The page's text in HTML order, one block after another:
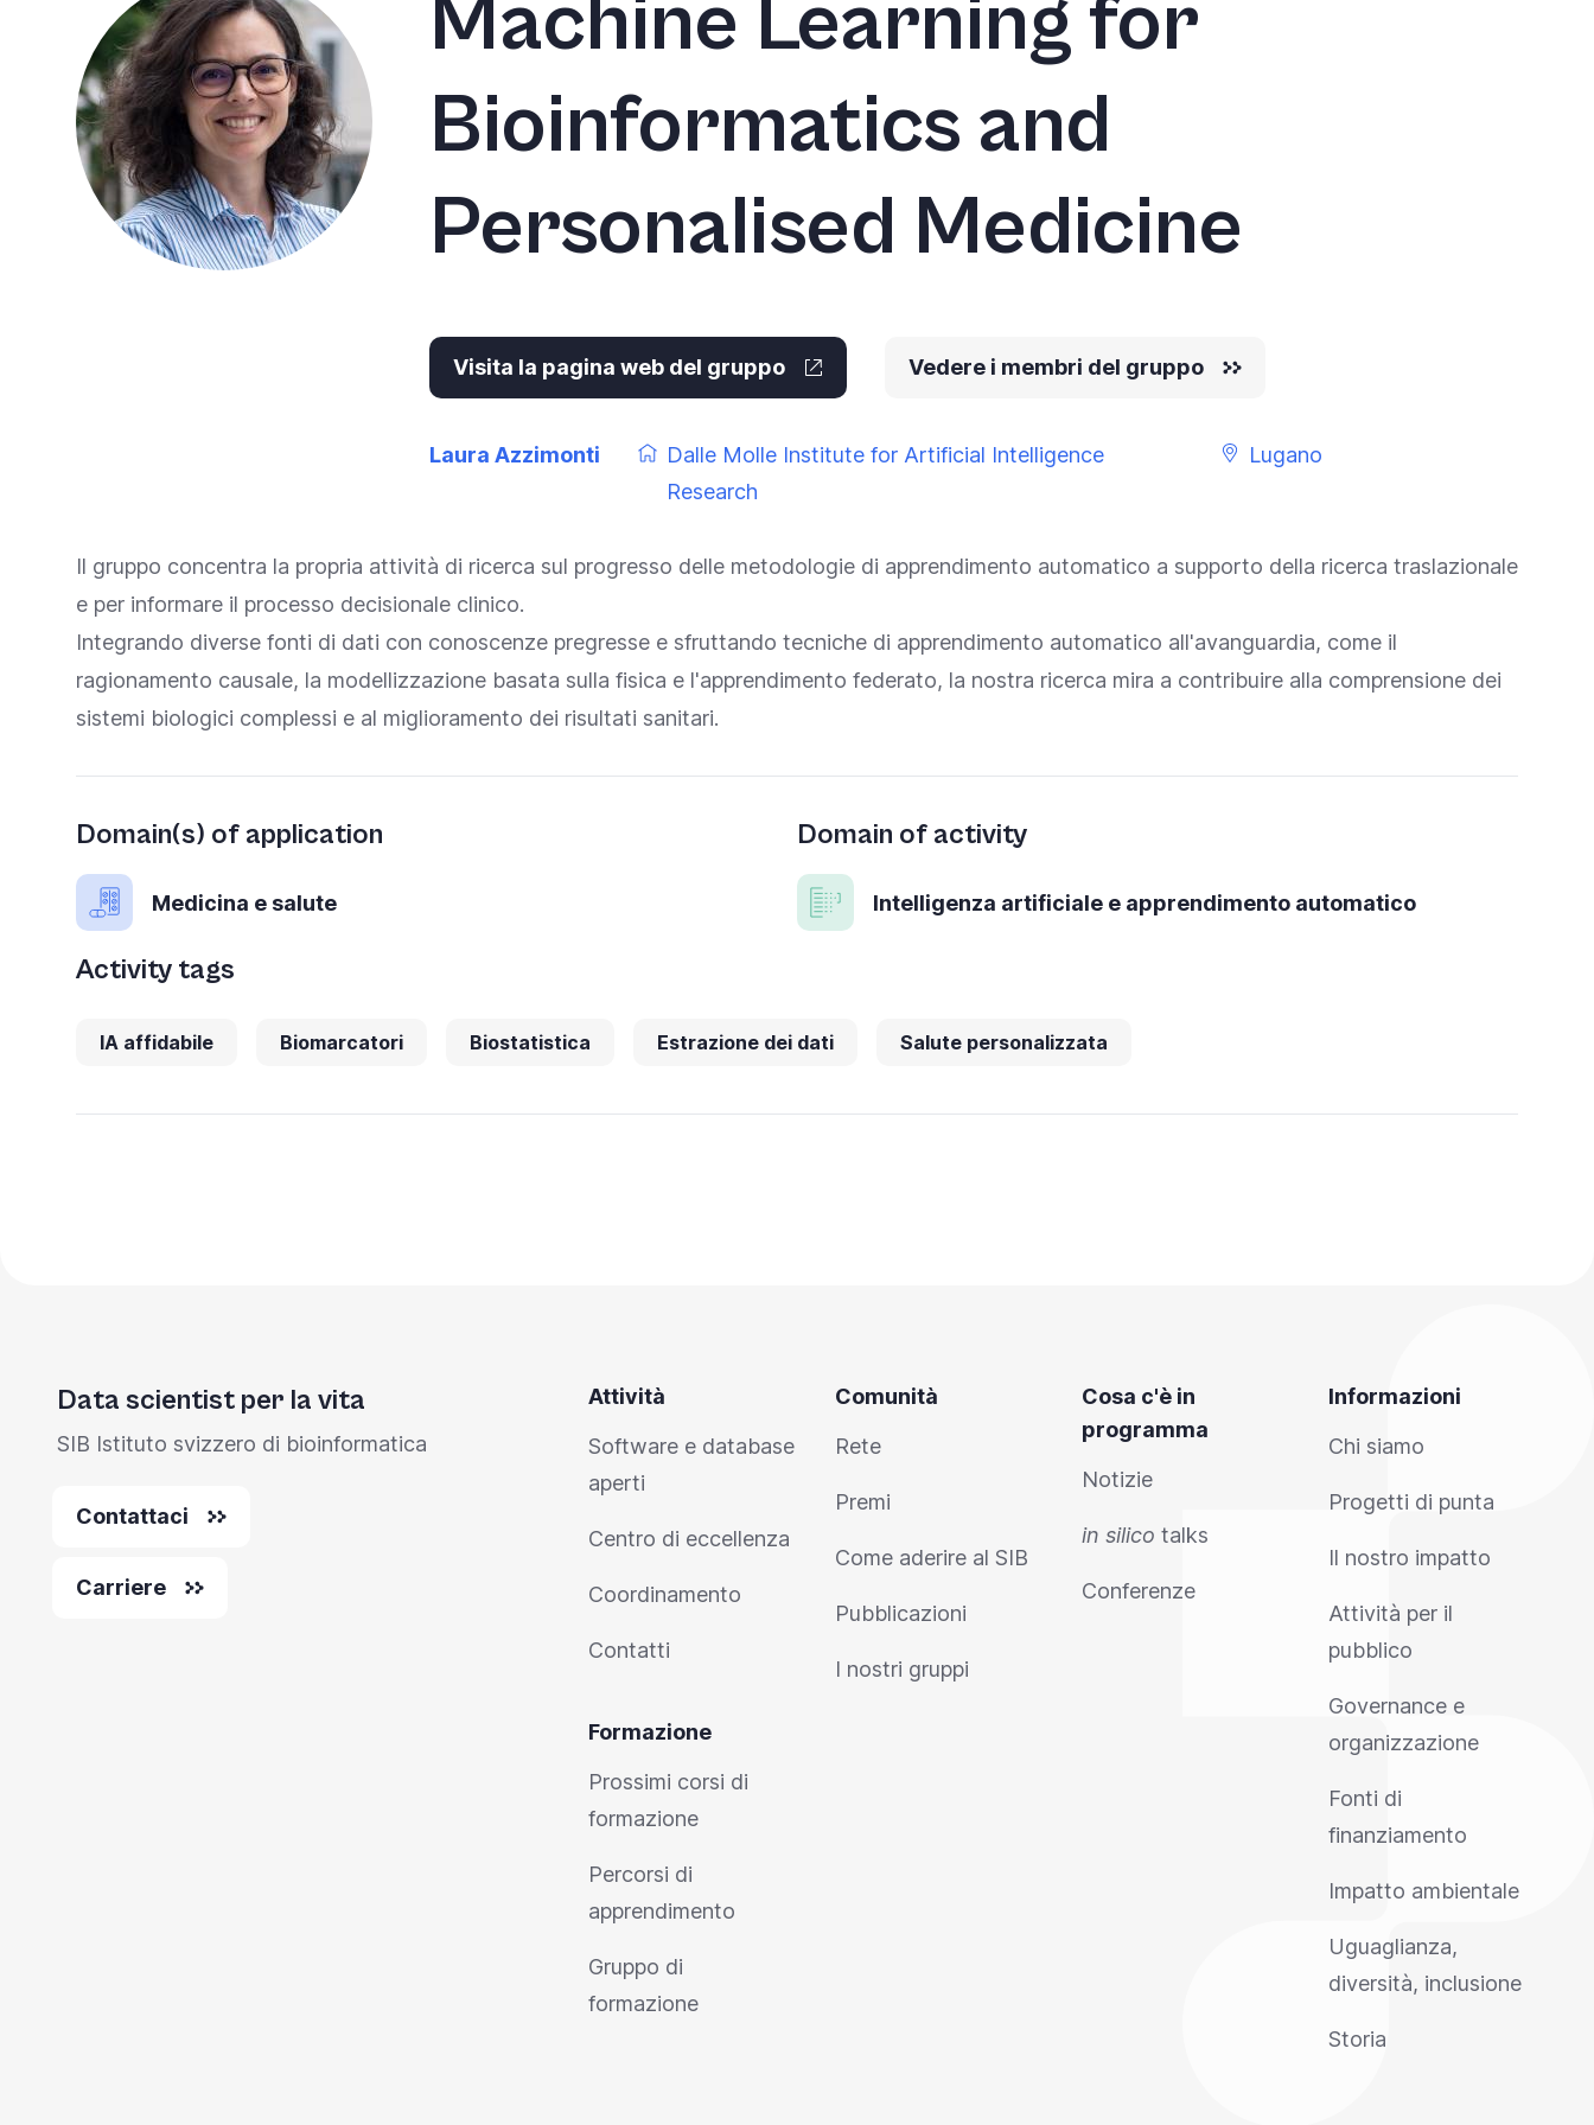
Machine Learning for
Bioinformatics and
Personalised Medicine
Visita la pagina web del gruppo Vedere i membri del gruppo
Laura Azzimonti
Dalle Molle Institute for Artificial Intelligence
Research
Lugano
Il gruppo concentra la propria attività di ricerca sul progresso delle metodologie di apprendimento automatico a supporto della ricerca traslazionale
e per informare il processo decisionale clinico.
Integrando diverse fonti di dati con conoscenze pregresse e sfruttando tecniche di apprendimento automatico all'avanguardia, come il
ragionamento causale, la modellizzazione basata sulla fisica e l'apprendimento federato, la nostra ricerca mira a contribuire alla comprensione dei
sistemi biologici complessi e al miglioramento dei risultati sanitari.
Domain(s) of application
Medicina e salute
Domain of activity
Intelligenza artificiale e apprendimento automatico
Activity tags
IA affidabile Biomarcatori Biostatistica Estrazione dei dati Salute personalizzata
Data scientist per la vita
SIB Istituto svizzero di bioinformatica
Contattaci
Carriere
Attività
Software e database
aperti
Centro di eccellenza
Coordinamento
Contatti
Formazione
Prossimi corsi di
formazione
Percorsi di
apprendimento
Gruppo di
formazione
Comunità
Rete
Premi
Come aderire al SIB
Pubblicazioni
I nostri gruppi
Cosa c'è in
programma
Notizie
in silico talks
Conferenze
Informazioni
Chi siamo
Progetti di punta
Il nostro impatto
Attività per il
pubblico
Governance e
organizzazione
Fonti di
finanziamento
Impatto ambientale
Uguaglianza,
diversità, inclusione
Storia